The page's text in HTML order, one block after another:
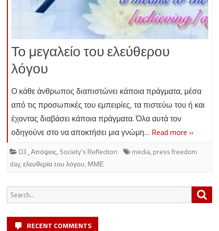
Το μεγαλείο του ελεύθερου
λόγου
Ο κάθε άνθρωπος διαπιστώνει κάποια πράγματα, μέσα
από τις προσωπικές του εμπειρίες, τα πιστεύω του ή και
έχοντας διαβάσει κάποια πράγματα. Όλα αυτά τον
οδηγούνε στο να αποκτήσει μια γνώμη… Read more »
03_Απόψεις, Society's Reflection media, press freedom
day,ελευθερία του λόγου, ΜΜΕ
Search
for:
RECENT COMMENTS